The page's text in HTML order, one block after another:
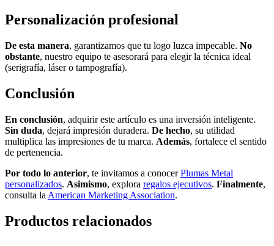
Personalización profesional
De esta manera, garantizamos que tu logo luzca impecable. No
obstante, nuestro equipo te asesorará para elegir la técnica ideal
(serigrafía, láser o tampografía).
Conclusión
En conclusión, adquirir este artículo es una inversión inteligente.
Sin duda, dejará impresión duradera. De hecho, su utilidad
multiplica las impresiones de tu marca. Además, fortalece el sentido
de pertenencia.
Por todo lo anterior, te invitamos a conocerPlumas Metal
personalizados. Asimismo, explora regalos ejecutivos. Finalmente,
consulta la American Marketing Association.
Productos relacionados